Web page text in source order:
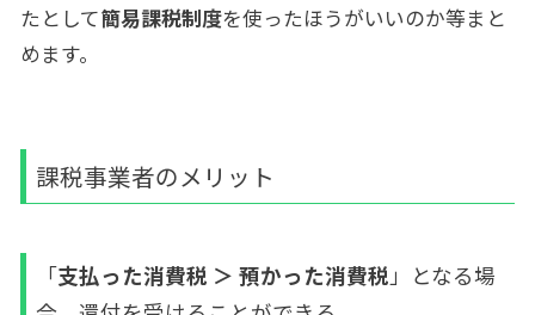
たとして簡易課税制度を使ったほうがいいのか等まと
めます。
課税事業者のメリット
「支払った消費税 ＞ 預かった消費税 」となる場